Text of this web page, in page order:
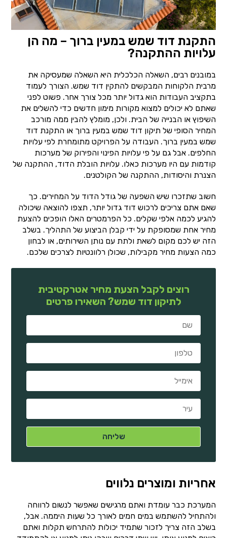
התקנת דוד שמש במעין ברוך – מה הן
עלויות ההתקנה?
במובנים רבים, השאלה הכלכלית היא השאלה שמעסיקה את
מרבית הלקוחות המבקשים להתקין דוד שמש. הצורך לעמוד
בתקציב העבודות הוא גדול יותר מכל צורך אחר. פשוט לפני
שאתם לא יכולים למצוא מקורות מימון חדשים כדי להשלים את
השיפוץ או הבנייה של הבית. ולכן, מומלץ להבין ממה מורכב
המחיר הסופי של תיקון דוד שמש במעין ברוך או התקנת דוד
שמש במעין ברוך. העבודה על הפרויקט מתומחרת לפי עלויות
החלפים. אבל גם על פי עלויות הפינוי והפירוק של מערכות
קודמות עם היו מערכות כאלו. עלויות הובלת הדוד, ההתקנה של
הצנרת והיסודות, ההתקנה של הקולטנים.
חשוב שתזכרו שיש השפעה של גודל הדוד על המחירים. כך
שאם אתם צריכים לרכוש דוד גדול יותר, תצפו להוצאה שיכולה
להגיע לכמה אלפי שקלים. כל הפרמטרים האלו הופכים להצעת
מחיר אחת שמסופקת על ידי קבלן הביצוע של התהליך. בשלב
הזה יש לכם מקום לשאת ולתת עם נותן השירותים, או לבחון
כמה הצעות מחיר מקבילות, שכולן רלוונטיות לצרכים שלכם.
רוצים לקבל הצעת מחיר אטרקטיבית
לתיקון דוד שמש? השאירו פרטים
אחריות ומוצרים נלווים
המערכת כבר עומדת ואתם מרגישים שאפשר לנשום לרווחה
ולהתחיל להשתמש במים חמים לאורך כל שעות היממה. אבל,
בשלב הזה צריך לזכור שתמיד יכולות להתרחש תקלות ואתם